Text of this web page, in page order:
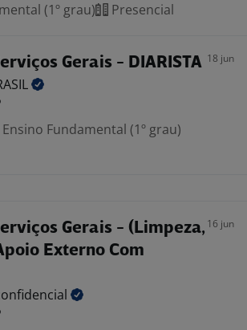
(1º grau)
Presencial
Gerais - DIARISTA 18 jun
Ensino Fundamental (1º grau)
Gerais - (Limpeza,
Externo Com
16 jun